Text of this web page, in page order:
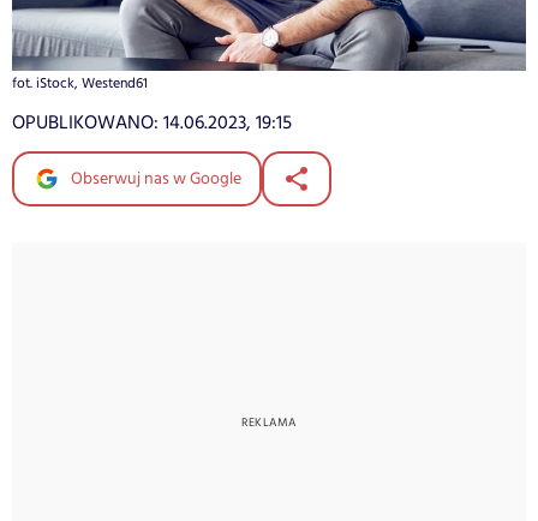
fot. iStock, Westend61
OPUBLIKOWANO: 14.06.2023, 19:15
Obserwuj nas w Google